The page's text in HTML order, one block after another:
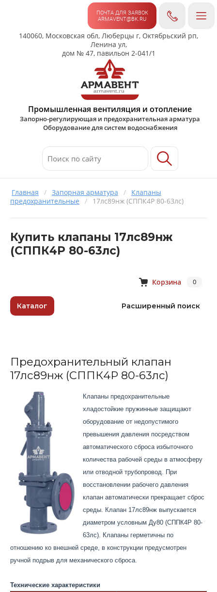
ПОЧТА ДЛЯ ЗАЯВОК
ARMAVENT@BK.RU
140060, Московская обл, Люберцы г, Октябрьский рп,
Ленина ул,
дом № 47, павильон 2-041/1
Промышленная вентиляция и отопление
Запорно-регулирующая и предохранительная арматура
Оборудование для систем водоснабжения
Главная / Запорная арматура /
Клапаны
предохранительные
/ 17лс89нж (СППК4Р 80-63лс)
Купить клапаны 17лс89нж
(СППК4Р 80-63лс)
Корзина 0
Каталог Расширенный поиск
Предохранительный клапан
17лс89нж (СППК4Р 80-63лс)
Клапаны предохранительные
хладостойкие пружинные защищают
оборудование от недопустимого
превышения давления посредством
автоматического сброса избыточного
количества рабочей среды в атмосферу
или отводной трубопровод. При
восстановлении рабочего давления
клапан автоматически прекращает сброс
среды. Клапан 17лс89нж выпускается
диаметром условным Ду80 (СППК4Р 80-
63лс). Клапаны герметичны по
отношению ко внешней среде, в конструкции предусмотрен
ручной подрыв для механического сброса.
Технические характеристики